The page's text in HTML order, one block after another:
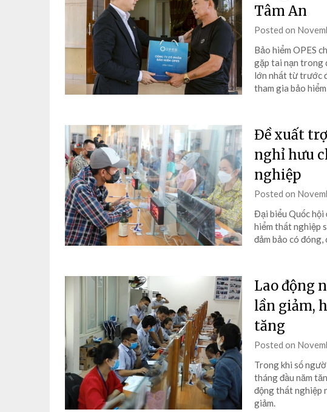
Tâm An
Posted on
Bảo hiểm OPES
gặp tai nạn trong
lớn nhất từ trước
tham gia bảo
Đề xuất
nghỉ hưu
nghiệp
Posted on
Đại biểu Quốc hội
hiểm thất nghiệp
đảm bảo có đóng,
Lao động
lần giảm,
tăng
Posted on
Trong khi số
tháng đầu năm
động thất nghiệp
giảm.